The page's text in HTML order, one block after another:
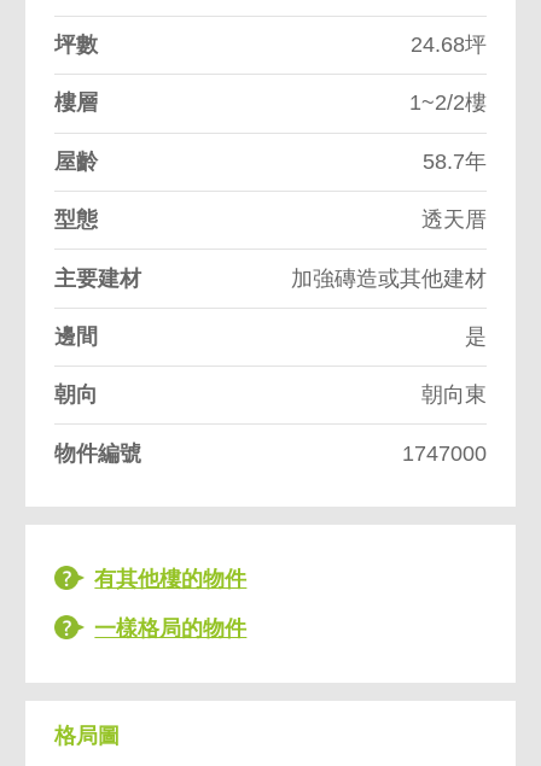
坪數 24.68坪
樓層 1~2/2樓
屋齡 58.7年
型態 透天厝
主要建材 加強磚造或其他建材
邊間 是
朝向 朝向東
物件編號 1747000
有其他樓的物件
一樣格局的物件
格局圖